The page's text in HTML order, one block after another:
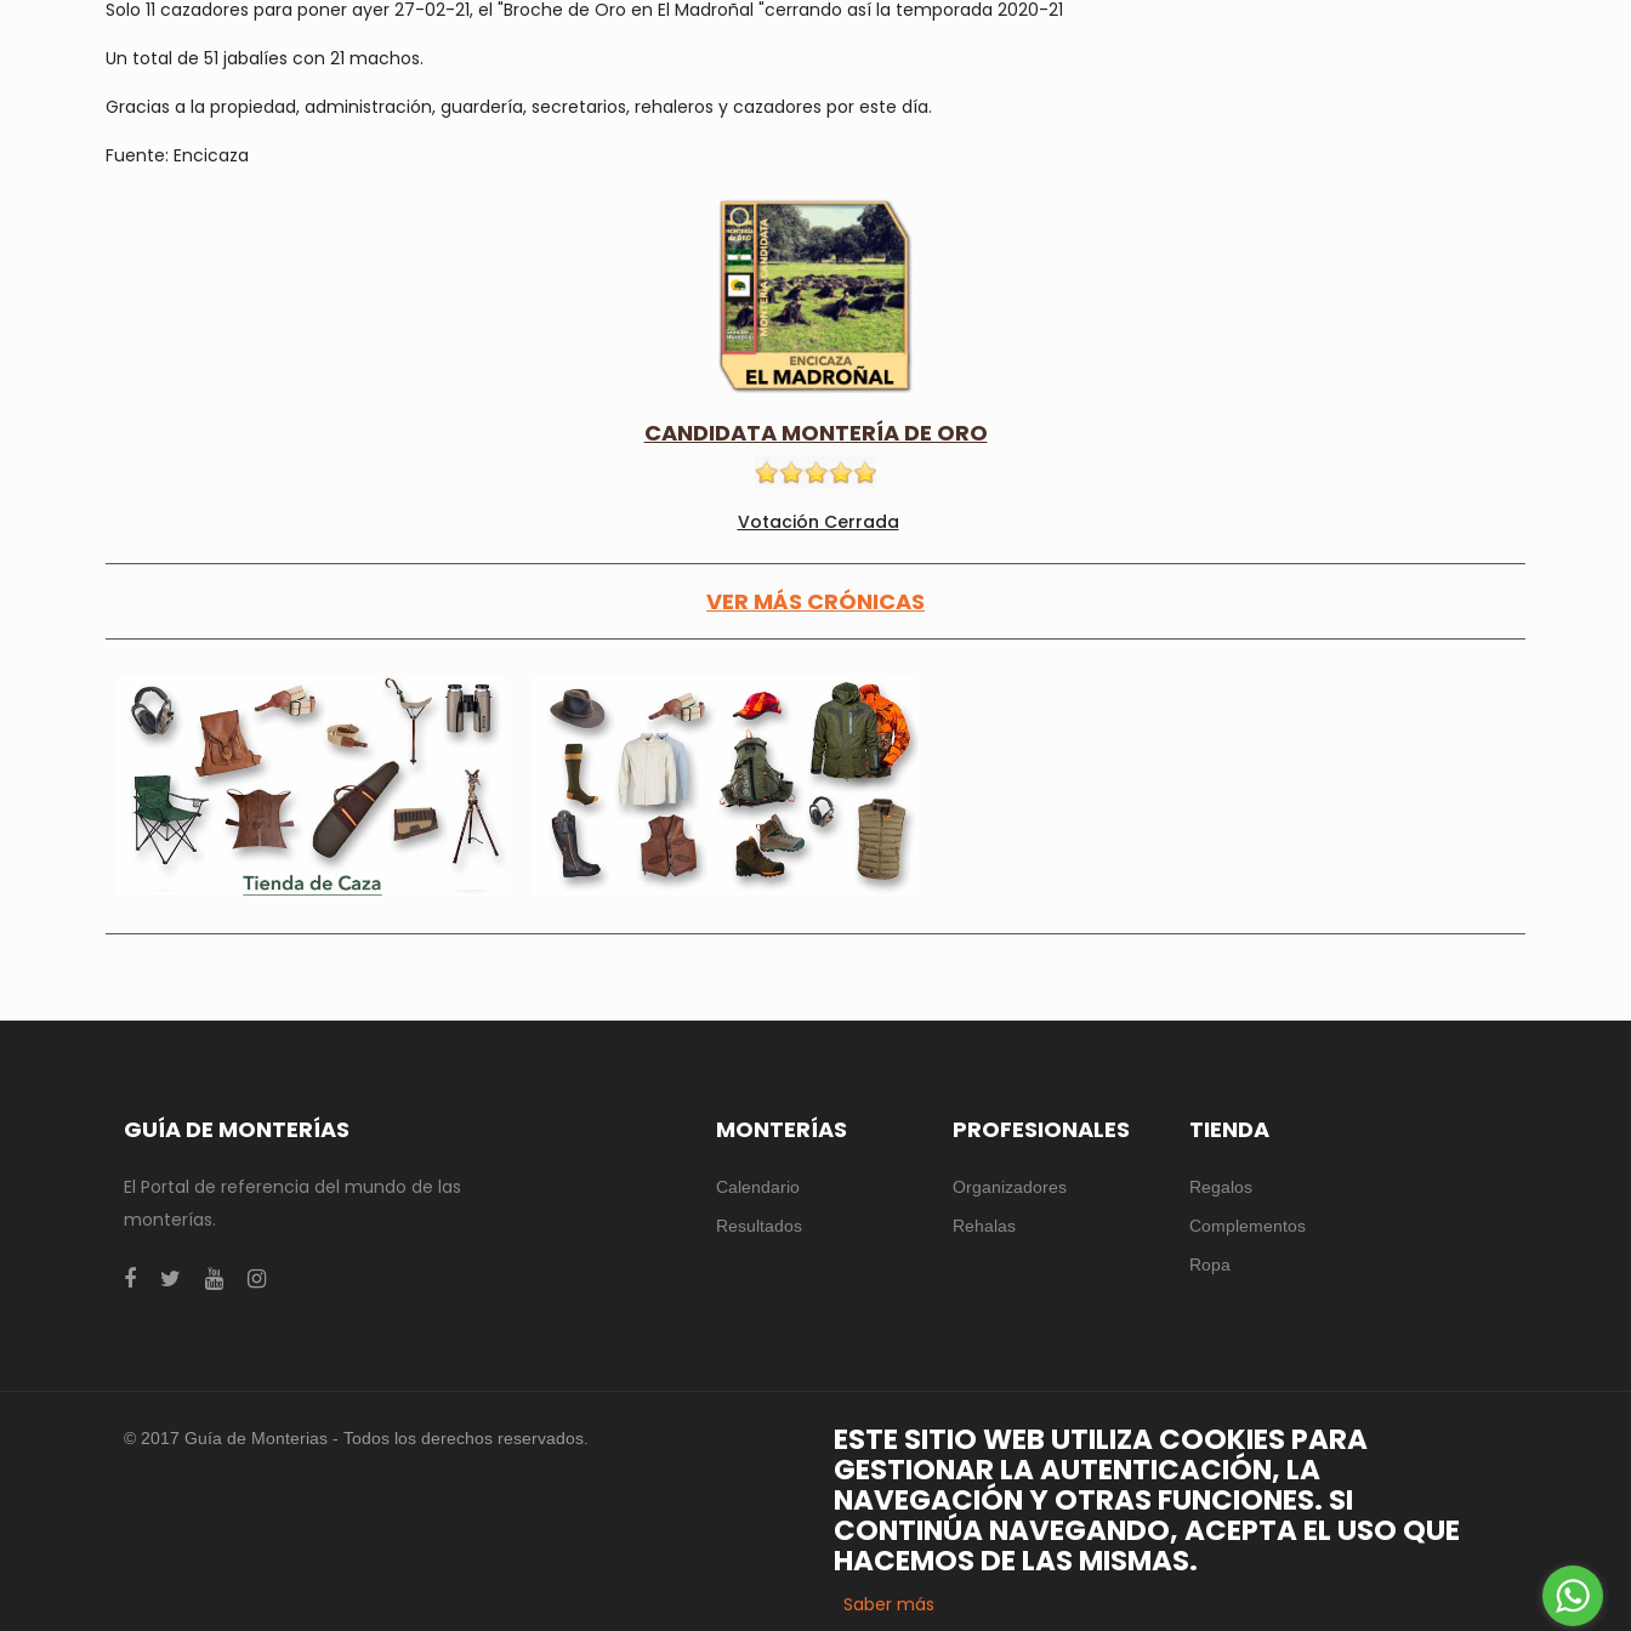
Solo 11 cazadores para poner ayer 27-02-21, el "Broche de Oro en El Madroñal "cerrando así la temporada 2020-21
Un total de 51 jabalíes con 21 machos.
Gracias a la propiedad, administración, guardería, secretarios, rehaleros y cazadores por este día.
Fuente: Encicaza
CANDIDATA MONTERÍA DE ORO
Votación Cerrada
VER MÁS CRÓNICAS
GUÍA DE MONTERÍAS
El Portal de referencia del mundo de las
monterías.
MONTERÍAS
Calendario
Resultados
PROFESIONALES
Organizadores
Rehalas
TIENDA
Regalos
Complementos
Ropa
© 2017 Guía de Monterias - Todos los derechos reservados. ESTE SITIO WEB UTILIZA COOKIES PARA
GESTIONAR LA AUTENTICACIÓN, LA
NAVEGACIÓN Y OTRAS FUNCIONES. SI
CONTINÚA NAVEGANDO, ACEPTA EL USO QUE
HACEMOS DE LAS MISMAS.
Saber más